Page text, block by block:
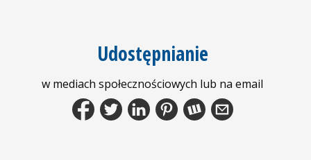
Udostępnianie
w mediach społecznościowych lub na email
Facebook Tweet LinkedIn Pinterest Wykop.pl